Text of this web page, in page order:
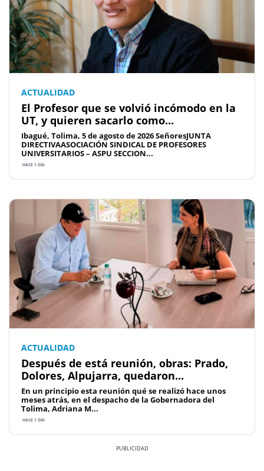
ACTUALIDAD
El Profesor que se volvió incómodo en la
UT, y quieren sacarlo como...
Ibagué, Tolima, 5 de agosto de 2026 SeñoresJUNTA
DIRECTIVAASOCIACIÓN SINDICAL DE PROFESORES
UNIVERSITARIOS – ASPU SECCION...
HACE 1 DÍA
ACTUALIDAD
Después de está reunión, obras: Prado,
Dolores, Alpujarra, quedaron...
En un principio esta reunión qué se realizó hace unos
meses atrás, en el despacho de la Gobernadora del
Tolima, Adriana M...
HACE 1 DÍA